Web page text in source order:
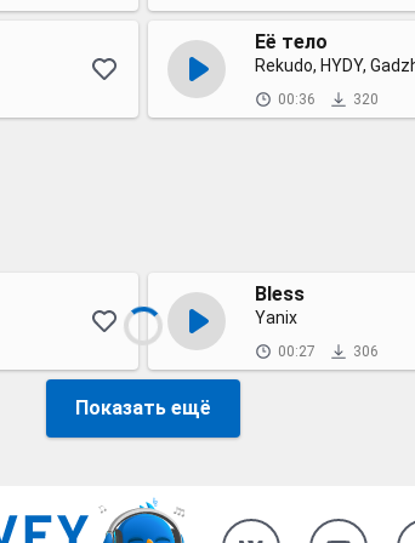
Её тело
Rekudo, HYDY,
00:36 320
Bless
Yanix
00:27 306
Показать ещё